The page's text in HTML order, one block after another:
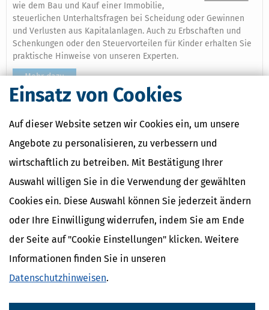
Einsatz von Cookies
Auf dieser Website setzen wir Cookies ein, um unsere
Angebote zu personalisieren, zu verbessern und
wirtschaftlich zu betreiben. Mit Bestätigung Ihrer
Auswahl willigen Sie in die Verwendung der gewählten
Cookies ein. Diese Auswahl können Sie jederzeit ändern
oder Ihre Einwilligung widerrufen, indem Sie am Ende
der Seite auf "Cookie Einstellungen" klicken. Weitere
Informationen finden Sie in unseren
Datenschutzhinweisen.
wie dem Bau und Kauf einer Immobilie,
steuerlichen Unterhaltsfragen bei Scheidung oder Gewinnen
und Verlusten aus Kapitalanlagen. Auch zu Erbschaften und
Schenkungen oder den Steuervorteilen für Kinder erhalten Sie
praktische Hinweise von unseren Experten.
Mehr dazu
Ähnliche Themen
Finanzamt & Formalitäten
Verlustausgleichverbote
Verlustabzug
Verlustausgleich
Verlustvortrag
Verluste bei beschränkter Haftung